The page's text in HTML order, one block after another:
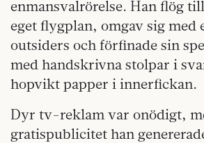
enmansvalrörelse. Han flög
eget flygplan, omgav sig med
outsiders och förfinade sin
med handskrivna stolpar i
hopvikt papper i innerfickan.
Dyr tv-reklam var onödigt,
gratispublicitet han